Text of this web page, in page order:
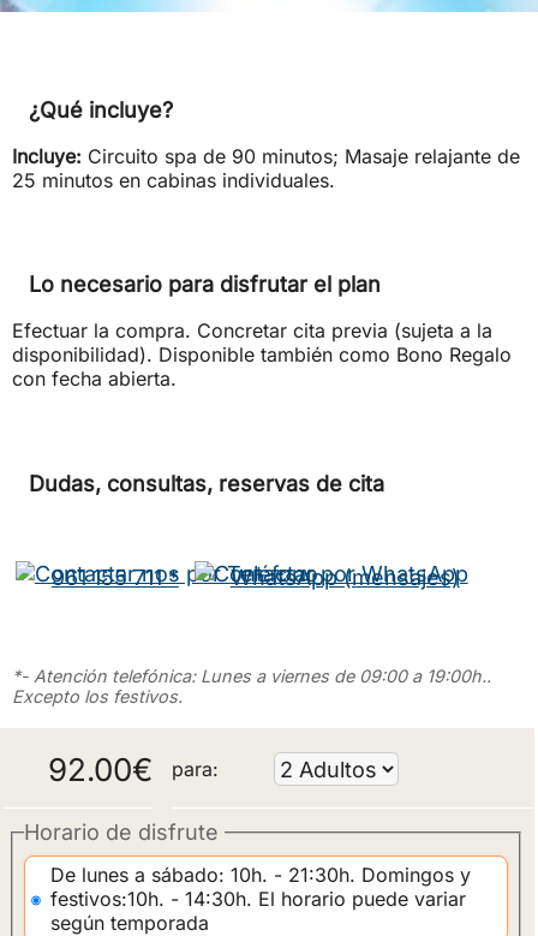
¿Qué incluye?
Incluye: Circuito spa de 90 minutos; Masaje relajante de
25 minutos en cabinas individuales.
Lo necesario para disfrutar el plan
Efectuar la compra. Concretar cita previa (sujeta a la
disponibilidad). Disponible también como Bono Regalo
con fecha abierta.
Dudas, consultas, reservas de cita
961 155 711 * WhatsApp (mensajes)
*- Atención telefónica: Lunes a viernes de 09:00 a 19:00h..
Excepto los festivos.
92.00€ para:
Horario de disfrute
De lunes a sábado: 10h. - 21:30h. Domingos y
festivos:10h. - 14:30h. El horario puede variar
según temporada